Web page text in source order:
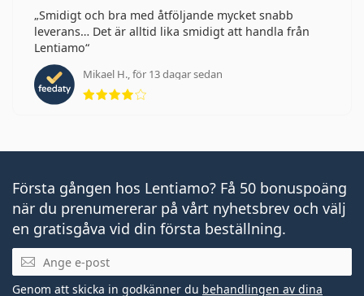
Smidigt och bra med åtföljande mycket snabb
leverans… Det är alltid lika smidigt att handla från
Lentiamo
Mikael H., för 13 dagar sedan
Betyg 4 av 5
Första gången hos Lentiamo? Få 50 bonuspoäng
när du prenumererar på vårt nyhetsbrev och välj
en gratisgåva vid din första beställning.
Mejladress
Genom att skicka in godkänner du behandlingen av dina